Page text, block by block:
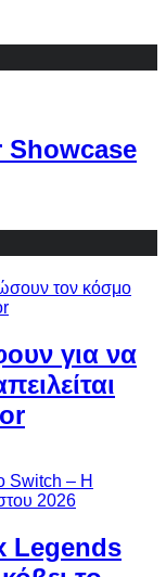
Showcase
για να
Legends